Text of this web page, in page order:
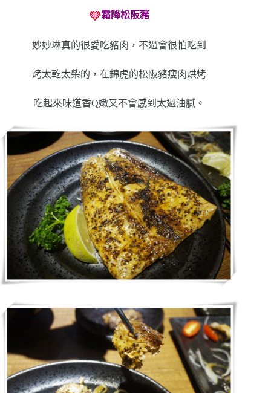
霜降松阪豬
妙妙琳真的很愛吃豬肉，不過會很怕吃到
烤太乾太柴的，在錦虎的松阪豬瘦肉烘烤
吃起來味道香Q嫩又不會感到太過油膩。